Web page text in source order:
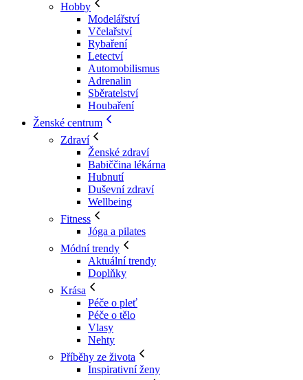
Hobby
Modelářství
Včelařství
Rybaření
Letectví
Automobilismus
Adrenalin
Sběratelství
Houbaření
Ženské centrum
Zdraví
Ženské zdraví
Babiččina lékárna
Hubnutí
Duševní zdraví
Wellbeing
Fitness
Jóga a pilates
Módní trendy
Aktuální trendy
Doplňky
Krása
Péče o pleť
Péče o tělo
Vlasy
Nehty
Příběhy ze života
Inspirativní ženy